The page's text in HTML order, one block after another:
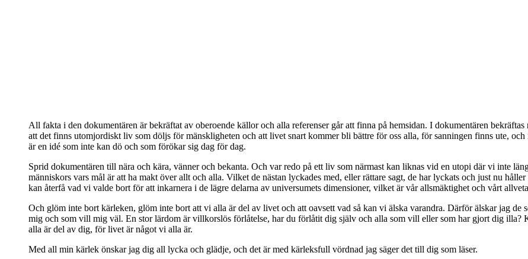
All fakta i den dokumentären är bekräftat av oberoende källor och alla referenser går att finna på hemsidan. I dokumentären
att det finns utomjordiskt liv som döljs för mänskligheten och att livet snart kommer bli bättre för oss alla, för sanningen finns ute,
är en idé som inte kan dö och som förökar sig dag för dag.
Sprid dokumentären till nära och kära, vänner och bekanta. Och var redo på ett liv som närmast kan liknas vid en utopi där vi inte
människors vars mål är att ha makt över allt och alla. Vilket de nästan lyckades med, eller rättare sagt, de har lyckats och just nu
kan återfå vad vi valde bort för att inkarnera i de lägre delarna av universumets dimensioner, vilket är vår allsmäktighet och vårt
Och glöm inte bort kärleken, glöm inte bort att vi alla är del av livet och att oavsett vad så kan vi älska varandra. Därför älskar jag
mig och som vill mig väl. En stor lärdom är villkorslös förlåtelse, har du förlåtit dig själv och alla som vill eller som har gjort dig illa?
alla är del av dig, för livet är något vi alla är.
Med all min kärlek önskar jag dig all lycka och glädje, och det är med kärleksfull vördnad jag säger det till dig som läser.